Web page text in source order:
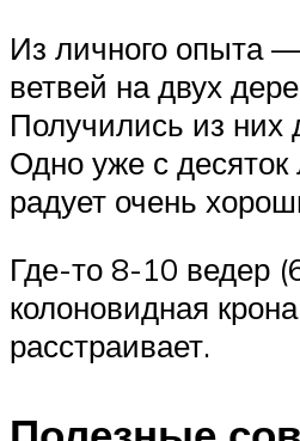
Из личного опыта
ветвей на двух
Получились из них
Одно уже с десяток
радует очень
Где-то 8-10 ведер
колоновидная
расстраивает.